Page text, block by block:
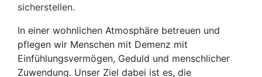
sicherstellen.
In einer wohnlichen Atmosphäre betreuen und
pflegen wir Menschen mit Demenz mit
Einfühlungsvermögen, Geduld und menschlicher
Zuwendung. Unser Ziel dabei ist es, die